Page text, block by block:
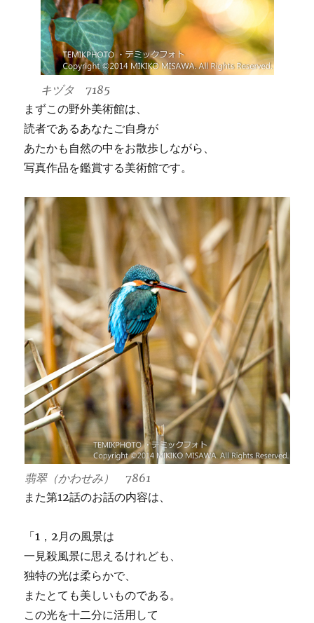
キヅタ 7185
まずこの野外美術館は、
読者であるあなたご自身が
あたかも自然の中をお散歩しながら、
写真作品を鑑賞する美術館です。
翡翠（かわせみ） 7861
また第12話のお話の内容は、
「1，2月の風景は
一見殺風景に思えるけれども、
独特の光は柔らかで、
またとても美しいものである。
この光を十二分に活用して